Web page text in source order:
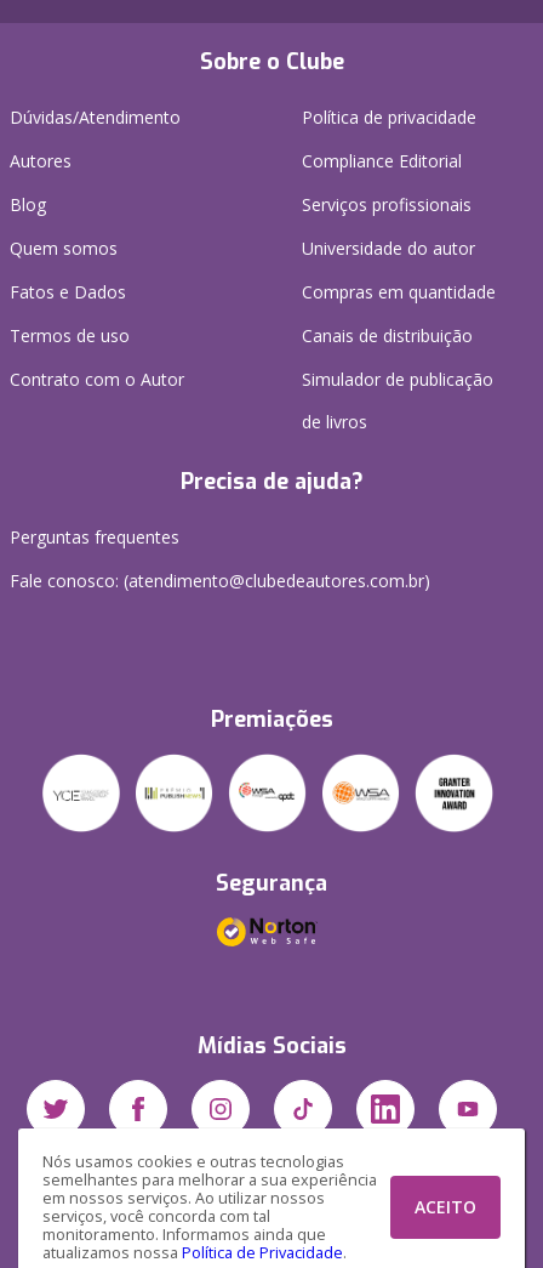
Nós usamos cookies e outras tecnologias
semelhantes para melhorar a sua experiência
em nossos serviços. Ao utilizar nossos
serviços, você concorda com tal
monitoramento. Informamos ainda que
atualizamos nossa Política de Privacidade.
ACEITO
Sobre o Clube
Dúvidas/Atendimento
Autores
Blog
Quem somos
Fatos e Dados
Termos de uso
Contrato com o Autor
Política de privacidade
Compliance Editorial
Serviços profissionais
Universidade do autor
Compras em quantidade
Canais de distribuição
Simulador de publicação
de livros
Precisa de ajuda?
Perguntas frequentes
Fale conosco: (atendimento@clubedeautores.com.br)
Premiações
Segurança
Mídias Sociais